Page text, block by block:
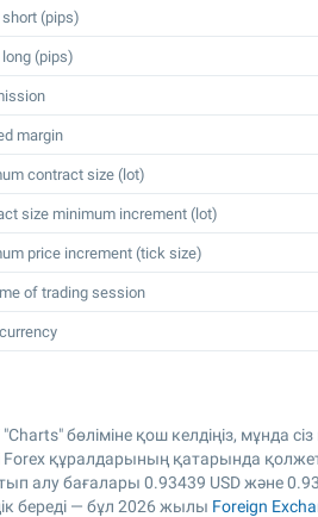
(pips)
(pips)
margin
contract size (lot)
size minimum increment (lot)
price increment (tick size)
of trading session
"Charts" бөліміне қош келдіңіз, мұнда
Forex құралдарының қатарында
алу бағалары 0.93439 USD және
береді — бұл 2026 жылы Foreign